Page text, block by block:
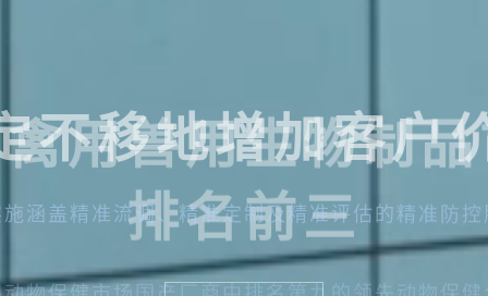
用兽用生物制
排名前三
动物保健市场国产厂商中排名第九的领先动物保健